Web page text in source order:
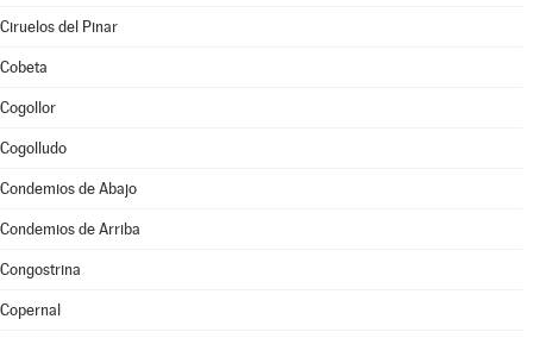
Ciruelos del Pinar
Cobeta
Cogollor
Cogolludo
Condemios de Abajo
Condemios de Arriba
Congostrina
Copernal